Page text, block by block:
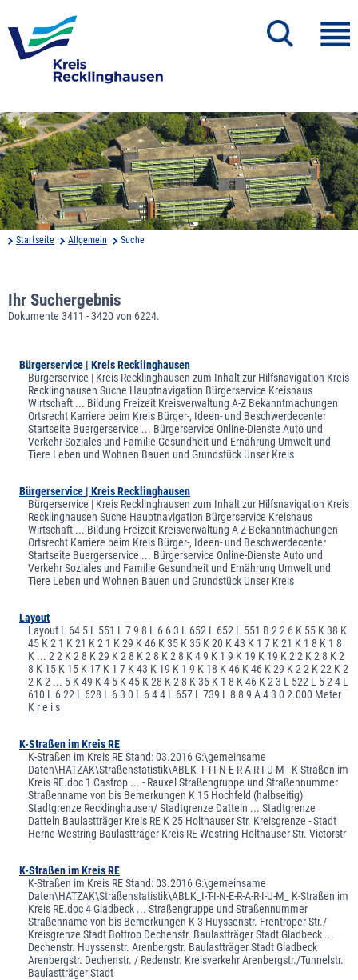
Startseite Allgemein Suche
Ihr Suchergebnis
Dokumente 3411 - 3420 von 6224.
Bürgerservice | Kreis Recklinghausen
Bürgerservice | Kreis Recklinghausen zum Inhalt zur Hilfsnavigation Kreis
Recklinghausen Suche Hauptnavigation Bürgerservice Kreishaus
Wirtschaft ... Bildung Freizeit Kreisverwaltung A-Z Bekanntmachungen
Ortsrecht Karriere beim Kreis Bürger-, Ideen- und Beschwerdecenter
Startseite Buergerservice ... Bürgerservice Online-Dienste Auto und
Verkehr Soziales und Familie Gesundheit und Ernährung Umwelt und
Tiere Leben und Wohnen Bauen und Grundstück Unser Kreis
Bürgerservice | Kreis Recklinghausen
Bürgerservice | Kreis Recklinghausen zum Inhalt zur Hilfsnavigation Kreis
Recklinghausen Suche Hauptnavigation Bürgerservice Kreishaus
Wirtschaft ... Bildung Freizeit Kreisverwaltung A-Z Bekanntmachungen
Ortsrecht Karriere beim Kreis Bürger-, Ideen- und Beschwerdecenter
Startseite Buergerservice ... Bürgerservice Online-Dienste Auto und
Verkehr Soziales und Familie Gesundheit und Ernährung Umwelt und
Tiere Leben und Wohnen Bauen und Grundstück Unser Kreis
Layout
Layout L 64 5 L 551 L 7 9 8 L 6 6 3 L 652 L 652 L 551 B 2 2 6 K 55 K 38 K
45 K 2 1 K 21 K 2 1 K 29 K 46 K 35 K 35 K 20 K 43 K 1 7 K 21 K 1 8 K 1 8
K ... 2 2 K 2 8 K 29 K 2 8 K 2 8 K 2 8 K 4 9 K 1 9 K 19 K 19 K 2 2 K 2 8 K 2
8 K 15 K 15 K 17 K 1 7 K 43 K 19 K 1 9 K 18 K 46 K 46 K 29 K 2 2 K 22 K 2
2 K 2 ... 5 K 49 K 4 5 K 45 K 28 K 2 8 K 36 K 1 8 K 46 K 2 3 L 522 L 5 2 4 L
610 L 6 22 L 628 L 6 3 0 L 6 4 4 L 657 L 739 L 8 8 9 A 4 3 0 2.000 Meter
K r e i s
K-Straßen im Kreis RE
K-Straßen im Kreis RE Stand: 03.2016 G:\gemeinsame
Daten\HATZAK\Straßenstatistik\ABLK_I-T-I-N-E-R-A-R-I-U-M_ K-Straßen im
Kreis RE.doc 1 Castrop ... - Rauxel Straßengruppe und Straßennummer
Straßenname von bis Bemerkungen K 15 Hochfeld (halbseitig)
Stadtgrenze Recklinghausen/ Stadtgrenze Datteln ... Stadtgrenze
Datteln Baulastträger Kreis RE K 25 Holthauser Str. Kreisgrenze - Stadt
Herne Westring Baulastträger Kreis RE Westring Holthauser Str. Victorstr
K-Straßen im Kreis RE
K-Straßen im Kreis RE Stand: 03.2016 G:\gemeinsame
Daten\HATZAK\Straßenstatistik\ABLK_I-T-I-N-E-R-A-R-I-U-M_ K-Straßen im
Kreis RE.doc 4 Gladbeck ... Straßengruppe und Straßennummer
Straßenname von bis Bemerkungen K 3 Huyssenstr. Frentroper Str./
Kreisgrenze Stadt Bottrop Dechenstr. Baulastträger Stadt Gladbeck ...
Dechenstr. Huyssenstr. Arenbergstr. Baulastträger Stadt Gladbeck
Arenbergstr. Dechenstr. / Redenstr. Kreisverkehr Arenbergstr./Tunnelstr.
Baulastträger Stadt